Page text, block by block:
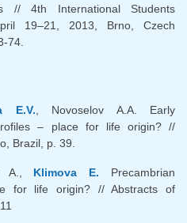
// 4th International Students
19–21, 2013, Brno, Czech
74.
E.V. , Novoselov A.A. Early
– place for life origin? //
Brazil, p. 39.
A., Klimova E. Precambrian
for life origin? // Abstracts of